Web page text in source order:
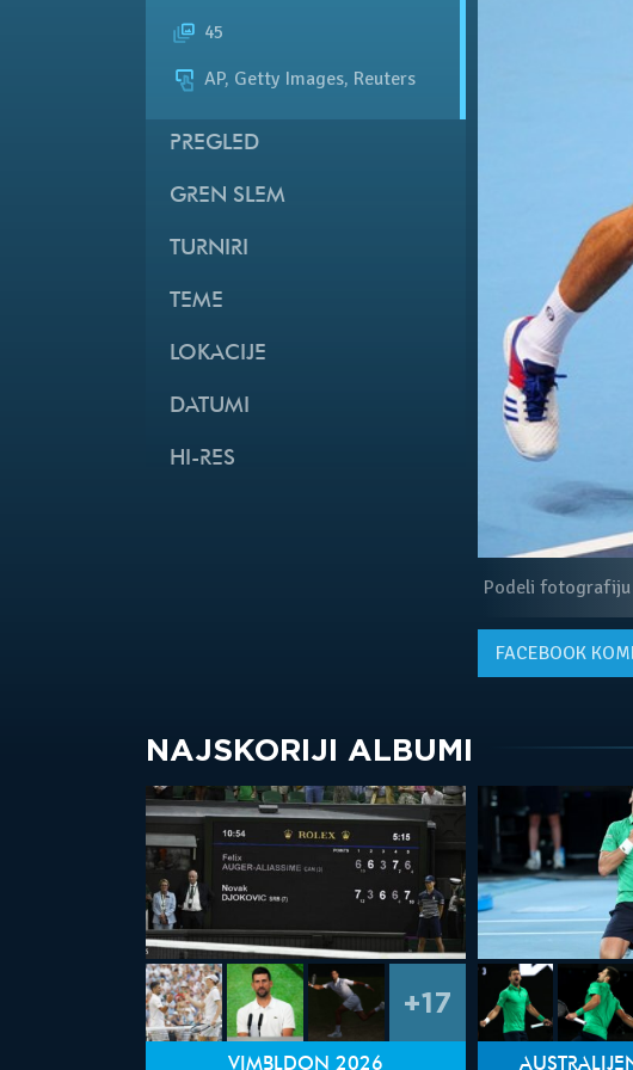
45
AP, Getty Images, Reuters
PREGLED
GREN SLEM
TURNIRI
TEME
LOKACIJE
DATUMI
HI-RES
Podeli fotografiju
FACEBOOK
NAJSKORIJI ALBUMI
+17
VIMBLDON 2026